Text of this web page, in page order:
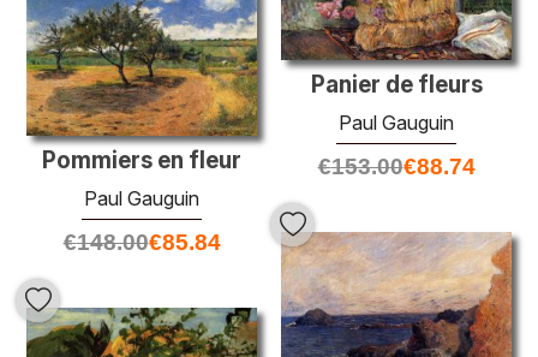
Panier de fleurs
Paul Gauguin
€153.00€88.74
Pommiers en fleur
Paul Gauguin
€148.00€85.84